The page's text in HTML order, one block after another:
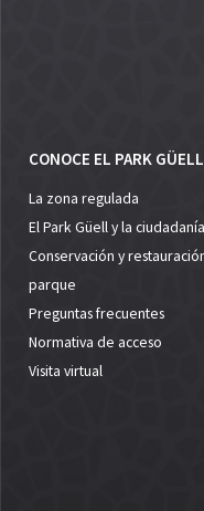
CONOCE EL PARK GÜELL
La zona regulada
El Park Güell y la ciudadanía
Conservación y
parque
Preguntas frecuentes
Normativa de acceso
Visita virtual